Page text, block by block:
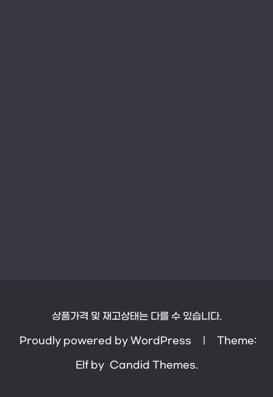
상품가격 및 재고상태는 다를 수 있습니다.
Proudly powered by WordPress Theme:
Elf by Candid Themes.